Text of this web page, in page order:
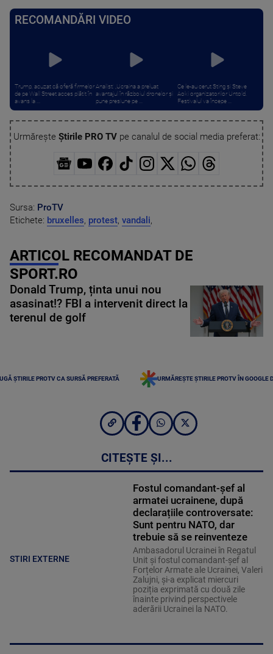
RECOMANDĂRI VIDEO
Trump, acuzat că oferă firmelor
de pe Wall Street acces plătit în
avans la ...
Analist: „Ucraina a preluat
avantajul în războiul dronelor și
pune presiune pe ...
Ce le-au cerut Sting și Steve
Aoki organizatorilor Untold.
Festivalul va începe ...
Urmărește Știrile PRO TVpe canalul de social media preferat:
Sursa: ProTV
Etichete: bruxelles, protest, vandali,
ARTICOL RECOMANDAT DE
SPORT.RO
Donald Trump, ținta unui nou
asasinat!? FBI a intervenit direct la
terenul de golf
ȘTIRILE PROTV CA SURSĂ PREFERATĂ URMĂREȘTE ȘTIRILE PROTV ÎN GOOGLE
CITEȘTE ȘI...
STIRI EXTERNE
Fostul comandant-șef al
armatei ucrainene, după
declarațiile controversate:
Sunt pentru NATO, dar
trebuie să se reinventeze
Ambasadorul Ucrainei în Regatul
Unit și fostul comandant-șef al
Forțelor Armate ale Ucrainei, Valeri
Zalujni, și-a explicat miercuri
poziția exprimată cu două zile
înainte privind perspectivele
aderării Ucrainei la NATO.